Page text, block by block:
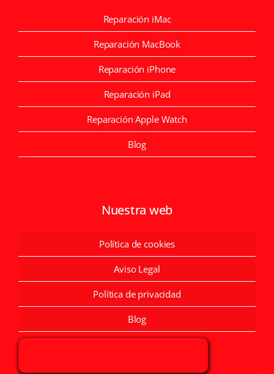
Reparación iMac
Reparación MacBook
Reparación iPhone
Reparación iPad
Reparación Apple Watch
Blog
Nuestra web
Política de cookies
Aviso Legal
Política de privacidad
Blog